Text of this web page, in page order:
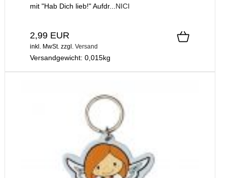
mit "Hab Dich lieb!" Aufdr... NICI
2,99 EUR
inkl. MwSt. zzgl. Versand
Versandgewicht: 0,015kg